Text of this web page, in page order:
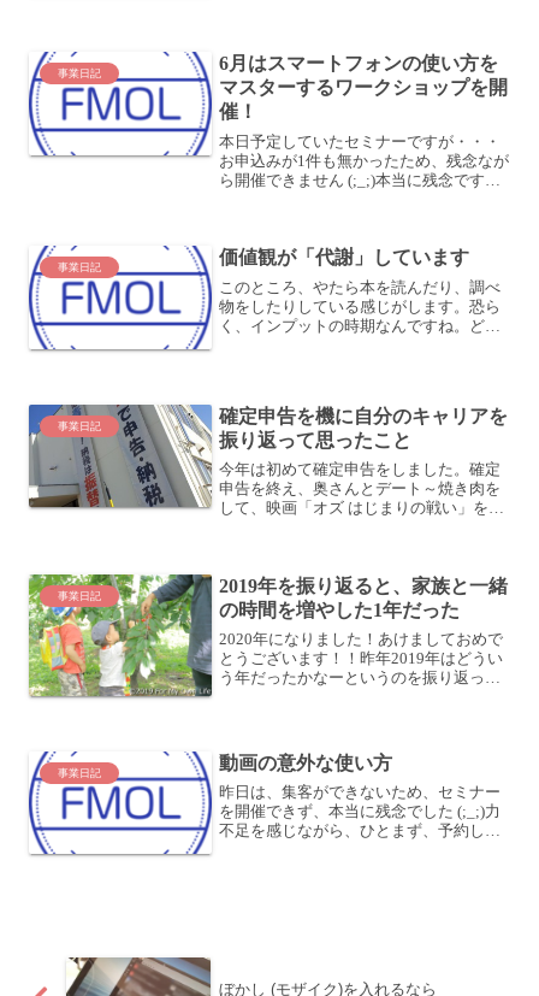
業のことを考えていられる...
事業日記
6月はスマートフォンの使い方を
マスターするワークショップを開
催！
本日予定していたセミナーですが・・・
お申込みが1件も無かったため、残念なが
ら開催できません (;_;)本当に残念です。
スマフォ活用...
事業日記 価値観が「代謝」しています
このところ、やたら本を読んだり、調べ
物をしたりしている感じがします。恐ら
く、インプットの時期なんですね。どん
ないものがどんどん見えて...
事業日記
確定申告を機に自分のキャリアを
振り返って思ったこと
今年は初めて確定申告をしました。確定
申告を終え、奥さんとデート～焼き肉を
して、映画「オズ はじまりの戦い」を観
要がありました。確定申告...
事業日記
2019年を振り返ると、家族と一緒
の時間を増やした1年だった
2020年になりました！あけましておめで
とうございます！！昨年2019年はどうい
う年だったかなーというのを振り返って
インフルエ...
事業日記 動画の意外な使い方
昨日は、集客ができないため、セミナー
を開催できず、本当に残念でした (;_;)力
不足を感じながら、ひとまず、予約して
ぼかし (モザイク)を入れるなら